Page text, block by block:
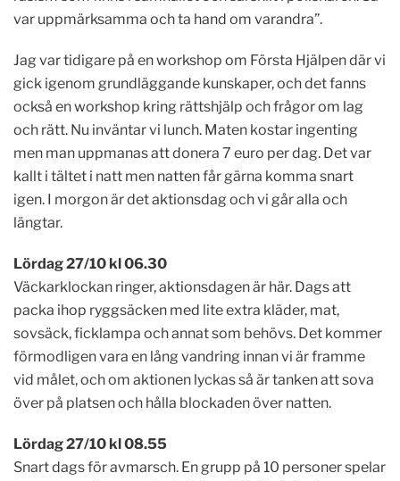
var uppmärksamma och ta hand om varandra”.
Jag var tidigare på en workshop om Första Hjälpen där vi
gick igenom grundläggande kunskaper, och det fanns
också en workshop kring rättshjälp och frågor om lag
och rätt. Nu inväntar vi lunch. Maten kostar ingenting
men man uppmanas att donera 7 euro per dag. Det var
kallt i tältet i natt men natten får gärna komma snart
igen. I morgon är det aktionsdag och vi går alla och
längtar.
Lördag 27/10 kl 06.30
Väckarklockan ringer, aktionsdagen är här. Dags att
packa ihop ryggsäcken med lite extra kläder, mat,
sovsäck, ficklampa och annat som behövs. Det kommer
förmodligen vara en lång vandring innan vi är framme
vid målet, och om aktionen lyckas så är tanken att sova
över på platsen och hålla blockaden över natten.
Lördag 27/10 kl 08.55
Snart dags för avmarsch. En grupp på 10 personer spelar